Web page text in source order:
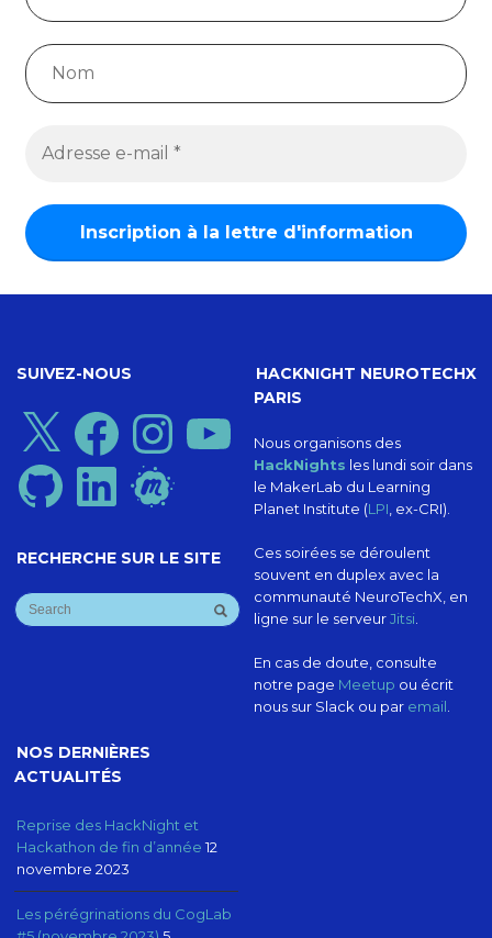
SUIVEZ-NOUS
X FacebookInstagram
GitHub LinkedIn Meetup
RECHERCHE SUR LE SITE
HACKNIGHT NEUROTECHX
PARIS
Nous organisons des
HackNights les lundi soir dans
le MakerLab du Learning
Planet Institute (LPI , ex-CRI).
Ces soirées se déroulent
souvent en duplex avec la
communauté NeuroTechX, en
ligne sur le serveurJitsi.
En cas de doute, consulte
notre page Meetup ou écrit
nous sur Slack ou par email
NOS DERNIÈRES
ACTUALITÉS
Reprise des HackNight et
Hackathon de fin d’année 12
novembre 2023
Les pérégrinations du CogLab